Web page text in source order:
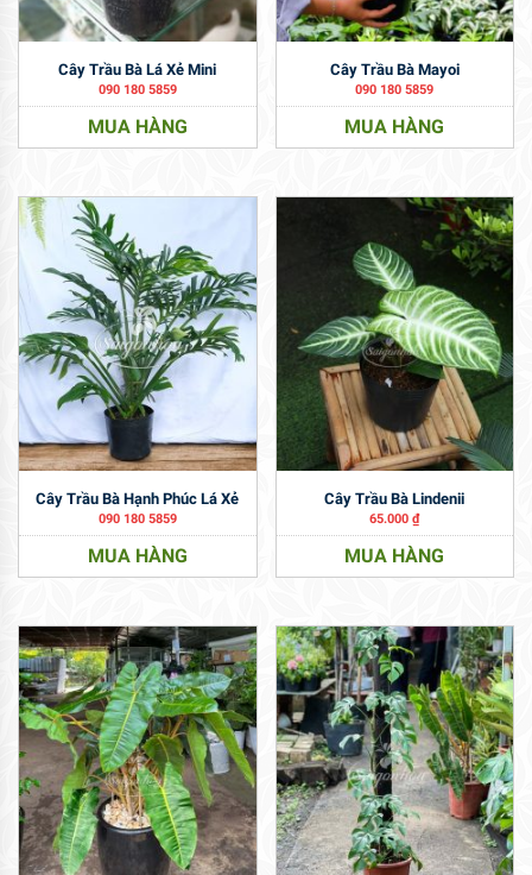
Cây Trầu Bà Lá Xẻ Mini
090 180 5859
MUA HÀNG
Cây Trầu Bà Mayoi
090 180 5859
MUA HÀNG
Cây Trầu Bà Hạnh Phúc Lá Xẻ
090 180 5859
MUA HÀNG
Cây Trầu Bà Lindenii
65.000₫
MUA HÀNG